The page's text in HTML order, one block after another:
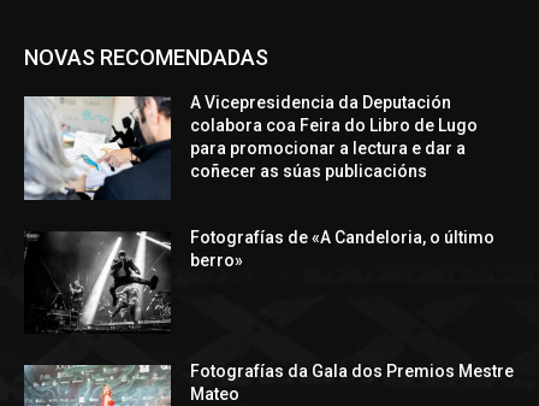
NOVAS RECOMENDADAS
A Vicepresidencia da Deputación
colabora coa Feira do Libro de Lugo
para promocionar a lectura e dar a
coñecer as súas publicacións
Fotografías de «A Candeloria, o último
berro»
Fotografías da Gala dos Premios Mestre
Mateo